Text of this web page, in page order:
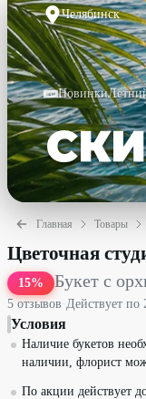
Челябинск
Новинки
Главная Товары
Букет с орхидеей и
Цветочная
15% Букет с
5 отзывов ·Действует по
Условия
Наличие букетов
наличии, флорист
По акции действует